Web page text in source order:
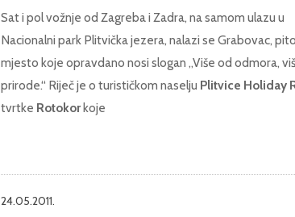
Sat i pol vožnje od Zagreba i Zadra, na samom ulazu u
Nacionalni park Plitvička jezera, nalazi se Grabovac,
mjesto koje opravdano nosi slogan „Više od odmora,
prirode.“ Riječ je o turističkom naselju Plitvice Holiday
tvrtke Rotokorkoje
24.05.2011.